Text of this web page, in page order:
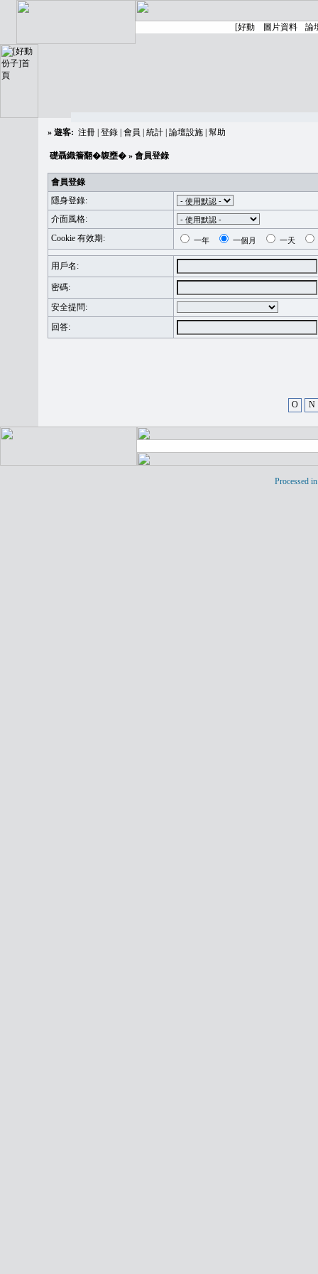
» 遊客: 注冊 登錄 會員 統計 論壇設施 幫助
礎聶織簷翻�䪖壅� » 會員登錄
會員登錄
隱身登錄:
介面風格:
Cookie 有效期:
一年 一個月 一天
用戶名:
密碼:
安全提問:
回答:
O N
Processed